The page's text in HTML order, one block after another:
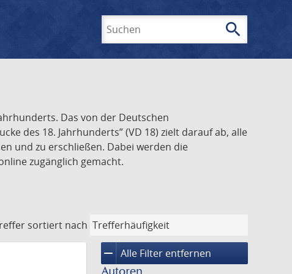
search
Das von der Deutschen
des 18. Jahrhunderts” (VD 18) zielt darauf ab, alle
und zu erschließen. Dabei werden die
zugänglich gemacht.
sortiert nach
remove Alle Filter entfernen